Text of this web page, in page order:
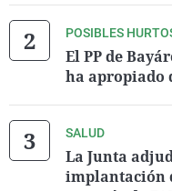
POSIBLES
El PP de
ha apropiado
SALUD
La Junta
implantación